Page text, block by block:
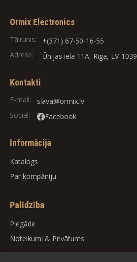
Ormix Electronics
Tālrunis:
+(371) 67-50-16-55
Adrese:
Ūnijas iela 11A, Rīga, LV-1039
Kontakti
E-mail:
slava@ormix.lv
Social:
Facebook
Informācija
Katalogs
Par kompāniju
Palīdzība
Piegāde
Noteikumi & Privātums